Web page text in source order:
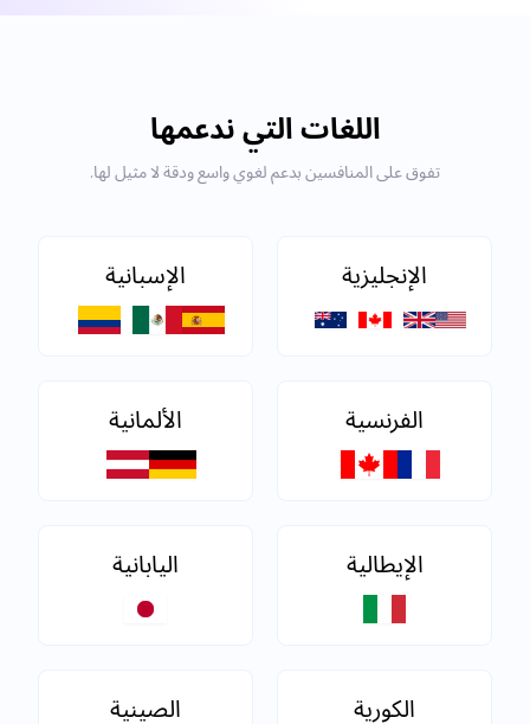
اللغات التي ندعمها
تفوق على المنافسين بدعم لغوي واسع ودقة لا مثيل لها.
الإنجليزية الإسبانية
الفرنسية الألمانية
الإيطالية اليابانية
الكورية الصينية